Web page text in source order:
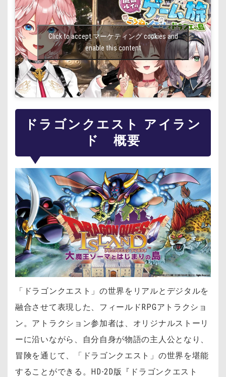
Click to accept マーケティング cookies and
enable this content
ドラゴンクエスト アイラン
ド 概要
「ドラゴンクエスト」の世界をリアルとデジタルを
融合させて表現した、フィールドRPGアトラクショ
ン。アトラクション参加者は、オリジナルストーリ
ーに沿いながら、自分自身が物語の主人公となり、
冒険を通じて、「ドラゴンクエスト」の世界を堪能
することができる。HD-2D版『ドラゴンクエスト